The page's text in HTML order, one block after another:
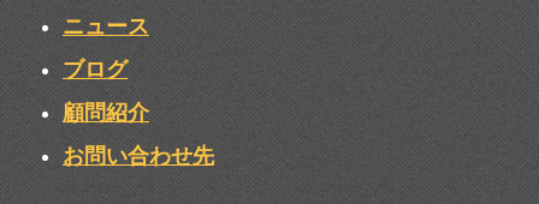
ニュース
ブログ
顧問紹介
お問い合わせ先